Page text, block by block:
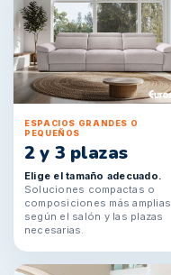
ESPACIOS GRANDES O
PEQUEÑOS
2 y 3 plazas
Elige el tamaño adecuado.
Soluciones compactas o
composiciones más amplias
según el salón y las plazas
necesarias.